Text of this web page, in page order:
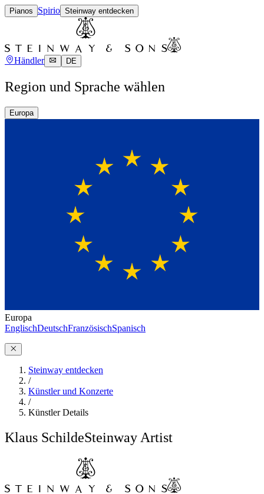
Pianos Spirio Steinway entdecken
Händler DE
Region und Sprache wählen
Europa
Europa
EnglischDeutschFranzösischSpanisch
Steinway entdecken
/
Künstler und Konzerte
/
Künstler Details
Klaus SchildeSteinway Artist